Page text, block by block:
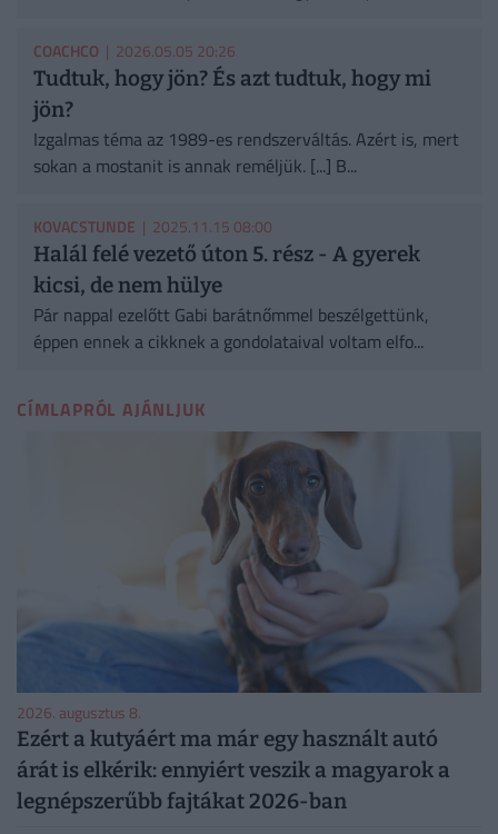
COACHCO | 2026.05.05 20:26
Tudtuk, hogy jön? És azt tudtuk, hogy mi
jön?
Izgalmas téma az 1989-es rendszerváltás. Azért is, mert
sokan a mostanit is annak reméljük. [...] B...
KOVACSTUNDE | 2025.11.15 08:00
Halál felé vezető úton 5. rész - A gyerek
kicsi, de nem hülye
Pár nappal ezelőtt Gabi barátnőmmel beszélgettünk,
éppen ennek a cikknek a gondolataival voltam elfo...
CÍMLAPRÓL AJÁNLJUK
2026. augusztus 8.
Ezért a kutyáért ma már egy használt autó
árát is elkérik: ennyiért veszik a magyarok a
legnépszerűbb fajtákat 2026-ban